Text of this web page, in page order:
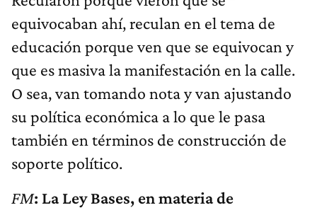
equivocaban ahí, reculan en el tema de
educación porque ven que se equivocan y
que es masiva la manifestación en la calle.
O sea, van tomando nota y van ajustando
su política económica a lo que le pasa
también en términos de construcción de
soporte político.
FM: La Ley Bases, en materia de